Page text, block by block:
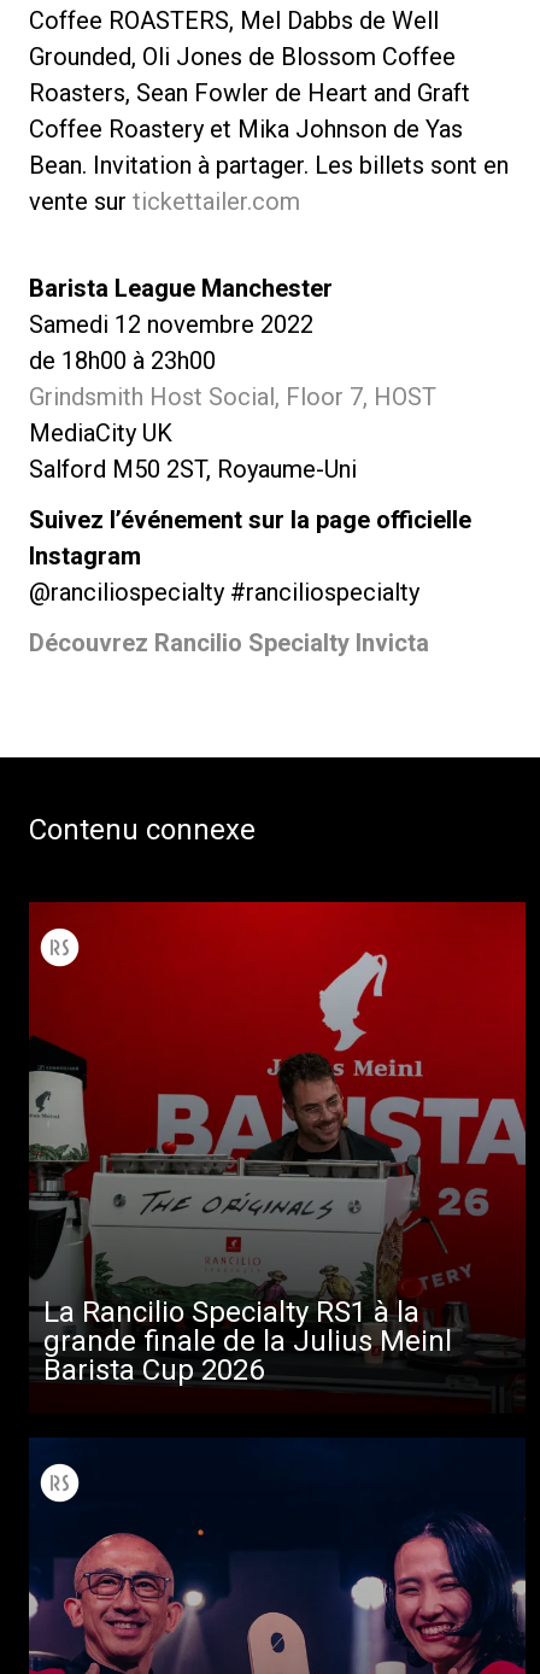
Coffee ROASTERS, Mel Dabbs de Well
Grounded, Oli Jones de Blossom Coffee
Roasters, Sean Fowler de Heart and Graft
Coffee Roastery et Mika Johnson de Yas
Bean. Invitation à partager. Les billets sont en
vente sur tickettailer.com
Barista League Manchester
Samedi 12 novembre 2022
de 18h00 à 23h00
Grindsmith Host Social, Floor 7, HOST
MediaCity UK
Salford M50 2ST, Royaume-Uni
Suivez l’événement sur la page officielle
Instagram
@ranciliospecialty #ranciliospecialty
Découvrez Rancilio Specialty Invicta
Contenu connexe
La Rancilio Specialty RS1 à la
grande finale de la Julius Meinl
Barista Cup 2026